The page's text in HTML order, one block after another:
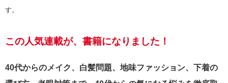
す。
この人気連載が、書籍になりました！
40代からのメイク、白髪問題、地味ファッション、下着の